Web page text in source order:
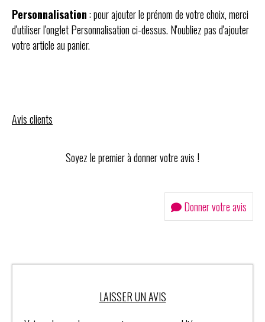
Personnalisation: pour ajouter le prénom de votre choix, merci
d'utiliser l'onglet Personnalisation ci-dessus. N'oubliez pas d'ajouter
votre article au panier.
Avis clients
Soyez le premier à donner votre avis !
Donner votre avis
LAISSER UN AVIS